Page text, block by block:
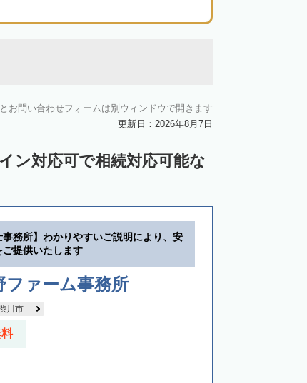
お問い合わせフォームは別ウィンドウで開きます
更新日：2026年8月7日
ン対応可で相続対応可能な
事務所】わかりやすいご説明により、安
提供いたします
ファーム事務所
川市